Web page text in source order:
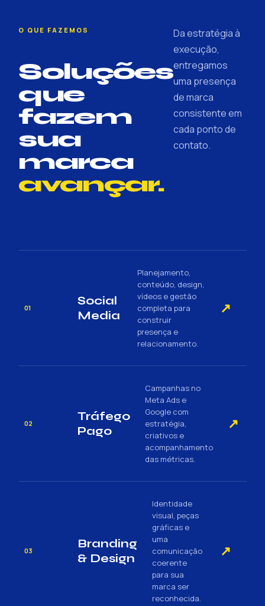
O QUE FAZEMOS
Soluções
que
fazem
sua
marca
avançar.
Da estratégia à
execução,
entregamos
uma presença
de marca
consistente em
cada ponto de
contato.
01
Social
Media
Planejamento,
conteúdo, design,
vídeos e gestão
completa para
construir
presença e
relacionamento.
↗
02
Tráfego
Pago
Campanhas no
Meta Ads e
Google com
estratégia,
criativos e
acompanhamento
das métricas.
↗
03
Branding
& Design
Identidade
visual, peças
gráficas e
uma
comunicação
coerente
para sua
marca ser
reconhecida.
↗